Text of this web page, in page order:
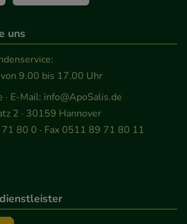
uns
9.00 bis 17.00 Uhr
· E-Mail: info@ApoSalis.de
2 · 30159 Hannover
80 0 · Fax 0511 89 71 80 11